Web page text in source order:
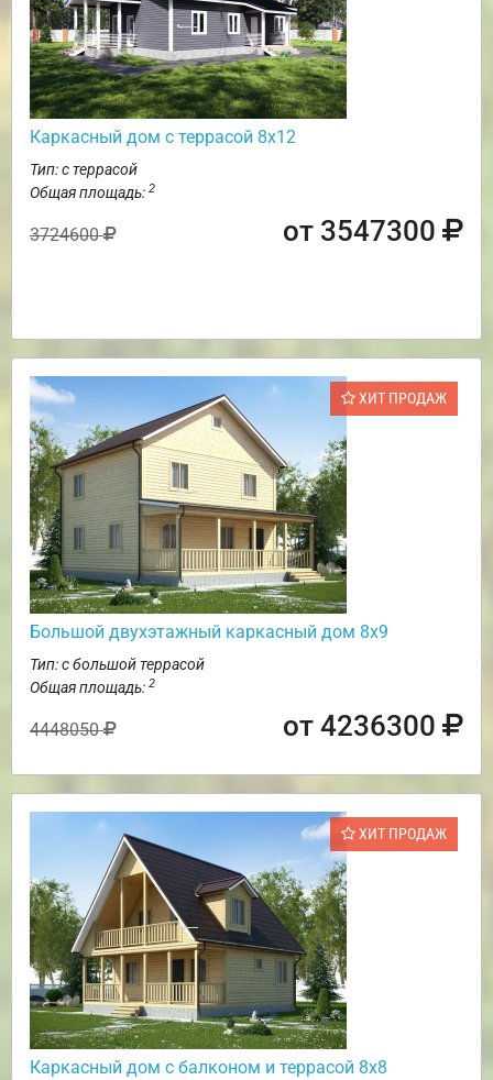
Каркасный дом с террасой 8х12
Тип: с террасой
Общая площадь: 2
3724600 от 3547300
ХИТ ПРОДАЖ
Большой двухэтажный каркасный дом 8х9
Тип: с большой террасой
Общая площадь: 2
4448050 от 4236300
ХИТ ПРОДАЖ
Каркасный дом с балконом и террасой 8х8